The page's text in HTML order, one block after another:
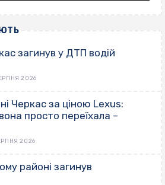
загинув у ДТП водій
2026
Черкас за ціною Lexus:
просто переїхала –
2026
районі загинув